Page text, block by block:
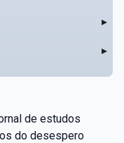
▸
▸
de estudos
do desespero